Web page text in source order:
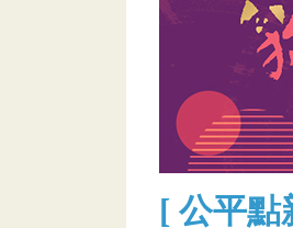
[ 公平點